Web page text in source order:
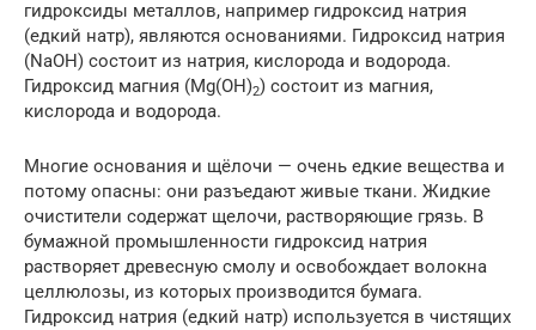
гидроксиды металлов, например гидроксид натрия
(едкий натр), являются основаниями. Гидроксид натрия
(NаОН) состоит из натрия, кислорода и водорода.
Гидроксид магния (Мg(ОН)2) состоит из магния,
кислорода и водорода.
Многие основания и щёлочи — очень едкие вещества и
потому опасны: они разъедают живые ткани. Жидкие
очистители содержат щелочи, растворяющие грязь. В
бумажной промышленности гидроксид натрия
растворяет древесную смолу и освобождает волокна
целлюлозы, из которых производится бумага.
Гидроксид натрия (едкий натр) используется в чистящих